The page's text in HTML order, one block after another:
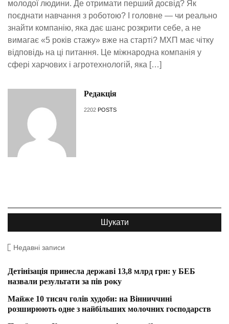
молодої людини. Де отримати перший досвід? Як
поєднати навчання з роботою? І головне — чи реально
знайти компанію, яка дає шанс розкрити себе, а не
вимагає «5 років стажу» вже на старті? МХП має чітку
відповідь на ці питання. Це міжнародна компанія у
сфері харчових і агротехнологій, яка […]
Редакція
2202 POSTS
Недавні записи
Детінізація принесла державі 13,8 млрд грн: у БЕБ
назвали результати за пів року
Майже 10 тисяч голів худоби: на Вінниччині
розширюють одне з найбільших молочних господарств